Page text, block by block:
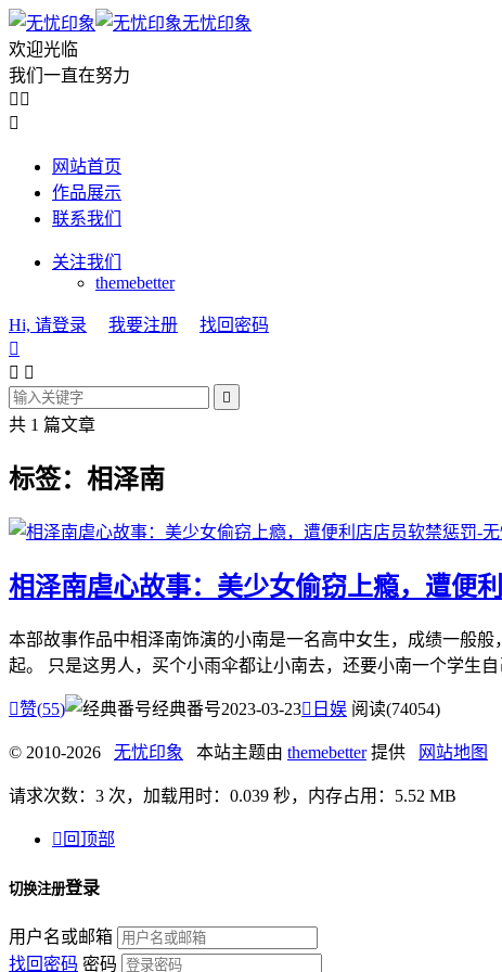
无忧印象
欢迎光临
我们一直在努力
 

网站首页
作品展示
联系我们
关注我们
themebetter
Hi, 请登录 我要注册
找回密码

 

共 1 篇文章
标签：相泽南
相泽南虐心故事：美少女偷窃上瘾，遭便
本部故事作品中相泽南饰演的小南是一名高中女生，成绩一般
起。 只是这男人，买个小雨伞都让小南去，还要小南一个学生
赞(55) 经典番号2023-03-23 日娱 阅读(74054)
© 2010-2026 无忧印象 本站主题由 themebetter提供 网站地图
请求次数：3 次，加载用时：0.039 秒，内存占用：5.52 MB
 回顶部
切换注册登录
用户名或邮箱
找回密码 密码